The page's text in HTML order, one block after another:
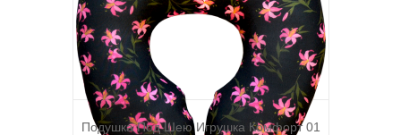
Подушка Под Шею Игрушка Комфорт 01